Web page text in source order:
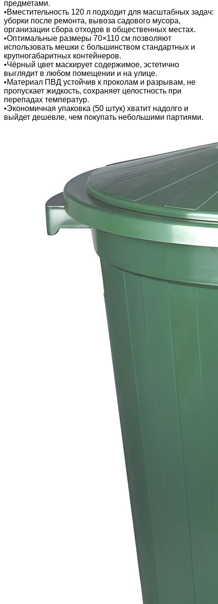
предметами.
•Вместительность 120 л подходит для масштабных задач:
уборки после ремонта, вывоза садового мусора,
организации сбора отходов в общественных местах.
•Оптимальные размеры 70×110 см позволяют
использовать мешки с большинством стандартных и
крупногабаритных контейнеров.
•Чёрный цвет маскирует содержимое, эстетично
выглядит в любом помещении и на улице.
•Материал ПВД устойчив к проколам и разрывам, не
пропускает жидкость, сохраняет целостность при
перепадах температур.
•Экономичная упаковка (50 штук) хватит надолго и
выйдет дешевле, чем покупать небольшими партиями.